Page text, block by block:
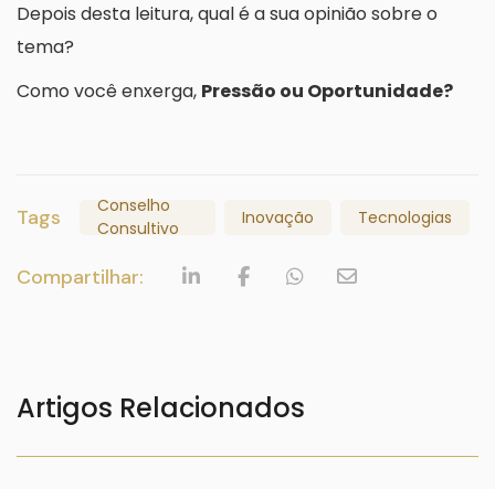
Depois desta leitura, qual é a sua opinião sobre o
tema?
Como você enxerga, Pressão ou Oportunidade?
Tags
Conselho
Consultivo
Inovação Tecnologias
Compartilhar:
Artigos Relacionados